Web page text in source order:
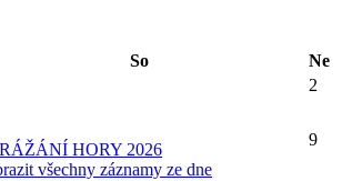
So
Ne
2
HORY 2026
všechny záznamy ze dne
9